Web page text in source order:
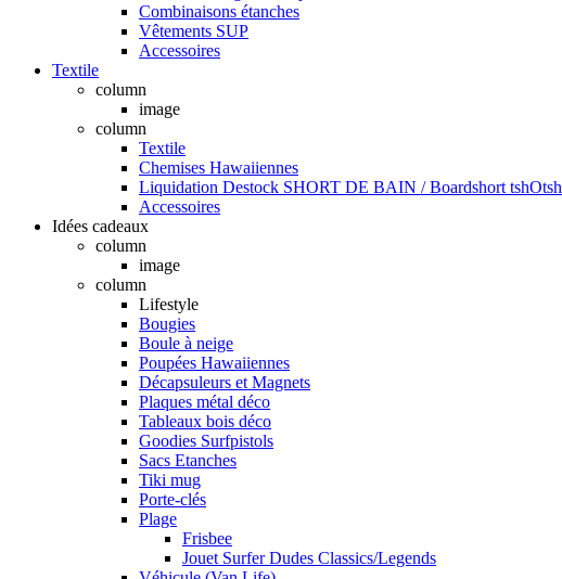
Combinaisons étanches
Vêtements SUP
Accessoires
Textile
column
image
column
Textile
Chemises Hawaiiennes
Liquidation Destock SHORT DE BAIN / Boardshort tshOtsh
Accessoires
Idées cadeaux
column
image
column
Lifestyle
Bougies
Boule à neige
Poupées Hawaiiennes
Décapsuleurs et Magnets
Plaques métal déco
Tableaux bois déco
Goodies Surfpistols
Sacs Etanches
Tiki mug
Porte-clés
Plage
Frisbee
Jouet Surfer Dudes Classics/Legends